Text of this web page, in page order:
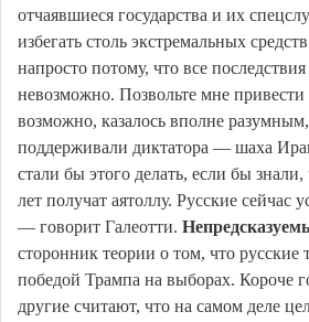
отчаявшиеся государства и их
избегать столь экстремальных
напросто потому, что все
невозможно. Позвольте мне
возможно, казалось вполне
поддерживали диктатора — шаха
стали бы этого делать, если бы знали,
лет получат аятоллу. Русские сейчас
— говорит Галеотти.
сторонник теории о том, что
победой Трампа на выборах. Короче
другие считают, что на самом деле